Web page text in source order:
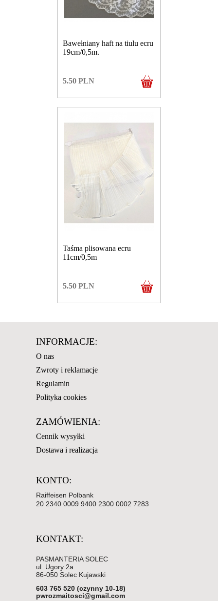
Bawełniany haft na tiulu ecru
19cm/0,5m.
5.50 PLN
Taśma plisowana ecru
11cm/0,5m
5.50 PLN
INFORMACJE:
O nas
Zwroty i reklamacje
Regulamin
Polityka cookies
ZAMÓWIENIA:
Cennik wysyłki
Dostawa i realizacja
KONTO:
Raiffeisen Polbank
20 2340 0009 9400 2300 0002 7283
KONTAKT:
PASMANTERIA SOLEC
ul. Ugory 2a
86-050 Solec Kujawski
603 765 520 (czynny 10-18)
pwrozmaitosci@gmail.com